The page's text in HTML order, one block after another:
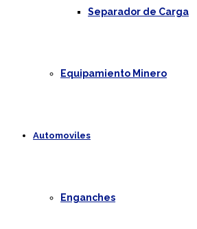
Separador de Carga
Equipamiento Minero
Automoviles
Enganches